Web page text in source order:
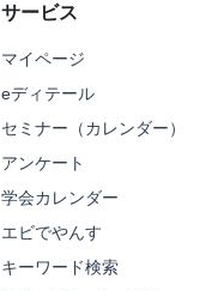
サービス
マイページ
eディテール
セミナー（カレンダー）
アンケート
学会カレンダー
エビでやんす
キーワード検索